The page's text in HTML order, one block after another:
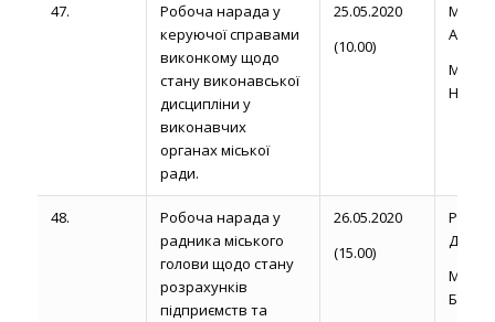
47.
Робоча нарада у
керуючої справами
виконкому щодо
стану виконавської
дисципліни у
виконавчих
органах міської
ради.
25.05.2020
(10.00)
А.
Н.П.
48.
Робоча нарада у
радника міського
голови щодо стану
розрахунків
підприємств та
26.05.2020
(15.00)
Д.
Б.П.